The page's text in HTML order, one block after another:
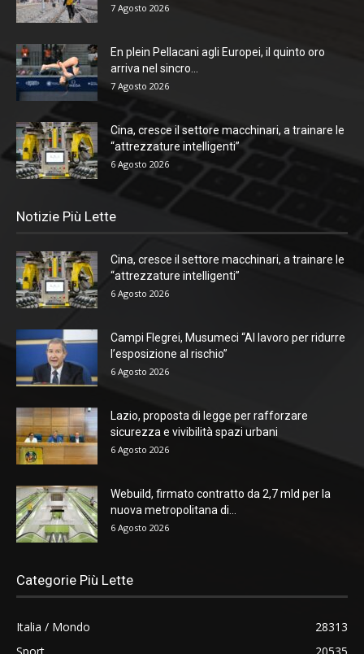
7 Agosto 2026
En plein Pellacani agli Europei, il quinto oro
arriva nel sincro...
7 Agosto 2026
Cina, cresce il settore macchinari, a trainare le
“attrezzature intelligenti”
6 Agosto 2026
Notizie Più Lette
Cina, cresce il settore macchinari, a trainare le
“attrezzature intelligenti”
6 Agosto 2026
Campi Flegrei, Musumeci “Al lavoro per ridurre
l’esposizione al rischio”
6 Agosto 2026
Lazio, proposta di legge per rafforzare
sicurezza e vivibilità spazi urbani
6 Agosto 2026
Webuild, firmato contratto da 2,7 mld per la
nuova metropolitana di...
6 Agosto 2026
Categorie Più Lette
Italia / Mondo
28313